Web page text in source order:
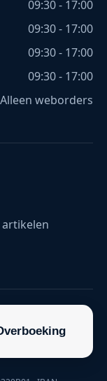
09:30 - 17:00
09:30 - 17:00
09:30 - 17:00
09:30 - 17:00
Alleen weborders